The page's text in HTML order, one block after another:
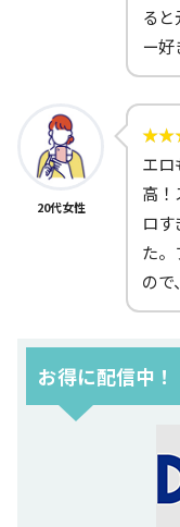
る
ー
20代女性
エ
高！
ロ
た。
ので
お得に配信中！